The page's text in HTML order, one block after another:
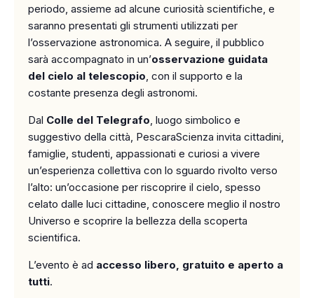
periodo, assieme ad alcune curiosità scientifiche, e
saranno presentati gli strumenti utilizzati per
l’osservazione astronomica. A seguire, il pubblico
sarà accompagnato in un’osservazione guidata
del cielo al telescopio, con il supporto e la
costante presenza degli astronomi.
Dal Colle del Telegrafo, luogo simbolico e
suggestivo della città, PescaraScienza invita cittadini,
famiglie, studenti, appassionati e curiosi a vivere
un’esperienza collettiva con lo sguardo rivolto verso
l’alto: un’occasione per riscoprire il cielo, spesso
celato dalle luci cittadine, conoscere meglio il nostro
Universo e scoprire la bellezza della scoperta
scientifica.
L’evento è ad accesso libero, gratuito e aperto a
tutti.